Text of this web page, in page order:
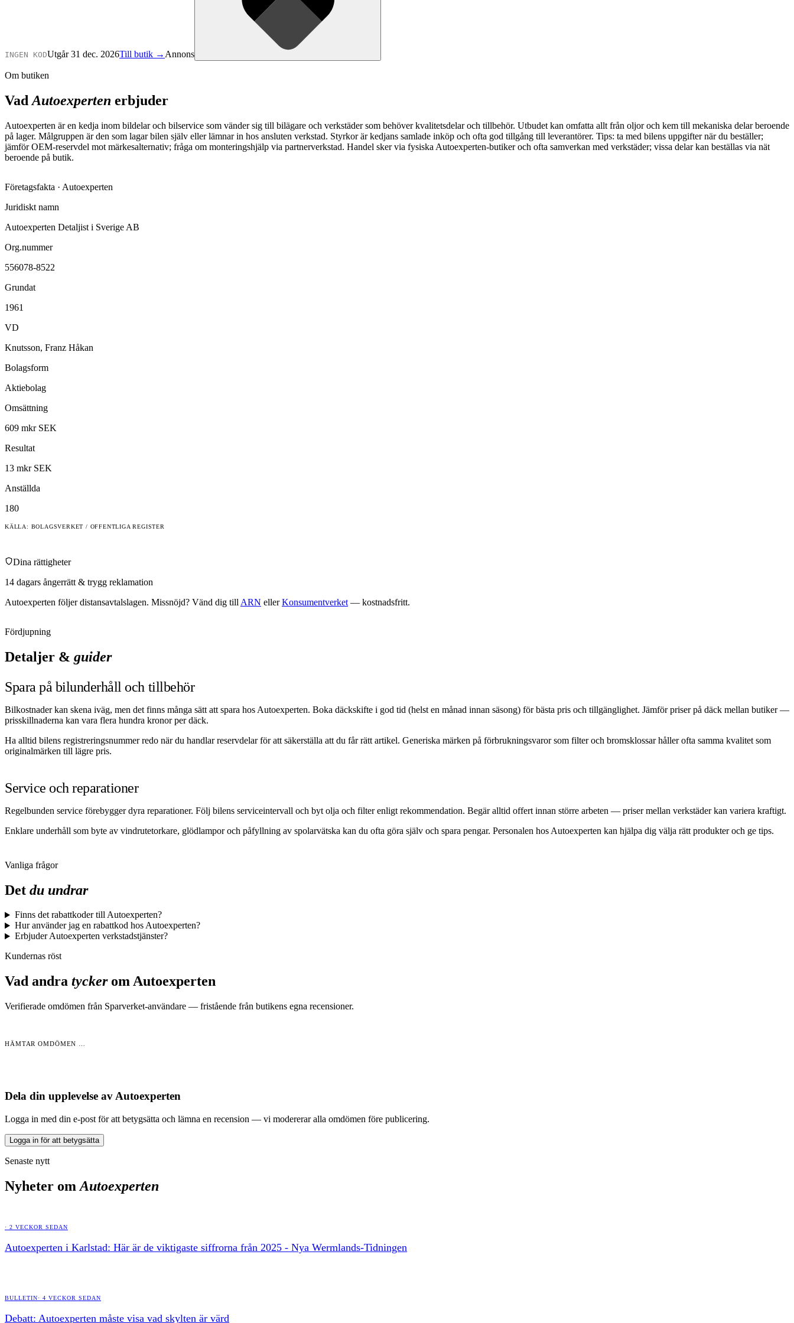
INGEN KODUtgår 31 dec. 2026Till butik → Annons
Om butiken
Vad Autoexperten erbjuder
Autoexperten är en kedja inom bildelar och bilservice som vänder sig till bilägare och verkstäder som behöver kvalitetsdelar och tillbehör. Utbudet kan omfatta allt från oljor och kem till mekaniska delar beroende
på lager. Målgruppen är den som lagar bilen själv eller lämnar in hos ansluten verkstad. Styrkor är kedjans samlade inköp och ofta god tillgång till leverantörer. Tips: ta med bilens uppgifter när du beställer;
jämför OEM-reservdel mot märkesalternativ; fråga om monteringshjälp via partnerverkstad. Handel sker via fysiska Autoexperten-butiker och ofta samverkan med verkstäder; vissa delar kan beställas via nät
beroende på butik.
Företagsfakta · Autoexperten
Juridiskt namn
Autoexperten Detaljist i Sverige AB
Org.nummer
556078-8522
Grundat
1961
VD
Knutsson, Franz Håkan
Bolagsform
Aktiebolag
Omsättning
609 mkr SEK
Resultat
13 mkr SEK
Anställda
180
KÄLLA: BOLAGSVERKET / OFFENTLIGA REGISTER
Dina rättigheter
14 dagars ångerrätt & trygg reklamation
Autoexperten följer distansavtalslagen. Missnöjd? Vänd dig till ARN eller Konsumentverket — kostnadsfritt.
Fördjupning
Detaljer & guider
Spara på bilunderhåll och tillbehör
Bilkostnader kan skena iväg, men det finns många sätt att spara hos Autoexperten. Boka däckskifte i god tid (helst en månad innan säsong) för bästa pris och tillgänglighet. Jämför priser på däck mellan butiker —
prisskillnaderna kan vara flera hundra kronor per däck.
Ha alltid bilens registreringsnummer redo när du handlar reservdelar för att säkerställa att du får rätt artikel. Generiska märken på förbrukningsvaror som filter och bromsklossar håller ofta samma kvalitet som
originalmärken till lägre pris.
Service och reparationer
Regelbunden service förebygger dyra reparationer. Följ bilens serviceintervall och byt olja och filter enligt rekommendation. Begär alltid offert innan större arbeten — priser mellan verkstäder kan variera kraftigt.
Enklare underhåll som byte av vindrutetorkare, glödlampor och påfyllning av spolarvätska kan du ofta göra själv och spara pengar. Personalen hos Autoexperten kan hjälpa dig välja rätt produkter och ge tips.
Vanliga frågor
Det du undrar
Finns det rabattkoder till Autoexperten?
Hur använder jag en rabattkod hos Autoexperten?
Erbjuder Autoexperten verkstadstjänster?
Kundernas röst
Vad andra tyckeromAutoexperten
Verifierade omdömen från Sparverket-användare — fristående från butikens egna recensioner.
HÄMTAR OMDÖMEN …
Dela din upplevelse avAutoexperten
Logga in med din e-post för att betygsätta och lämna en recension — vi modererar alla omdömen före publicering.
Logga in för att betygsätta
Senaste nytt
Nyheter om Autoexperten
· 2 VECKOR SEDAN
Autoexperten i Karlstad: Här är de viktigaste siffrorna från 2025 - Nya Wermlands-Tidningen
BULLETIN· 4 VECKOR SEDAN
Debatt: Autoexperten måste visa vad skylten är värd